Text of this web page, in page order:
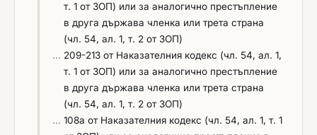
т. 1 от ЗОП) или за аналогично престъпление
в друга държава членка или трета страна
(чл. 54, ал. 1, т. 2 от ЗОП)
… 209-213 от Наказателния кодекс (чл. 54, ал. 1,
т. 1 от ЗОП) или за аналогично престъпление
в друга държава членка или трета страна
(чл. 54, ал. 1, т. 2 от ЗОП)
… 108а от Наказателния кодекс (чл. 54, ал. 1, т. 1